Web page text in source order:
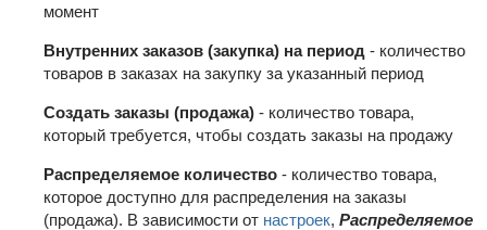
момент
Внутренних заказов (закупка) на период - количество
товаров в заказах на закупку за указанный период
Создать заказы (продажа) - количество товара,
который требуется, чтобы создать заказы на продажу
Распределяемое количество - количество товара,
которое доступно для распределения на заказы
(продажа). В зависимости от настроек, Распределяемое